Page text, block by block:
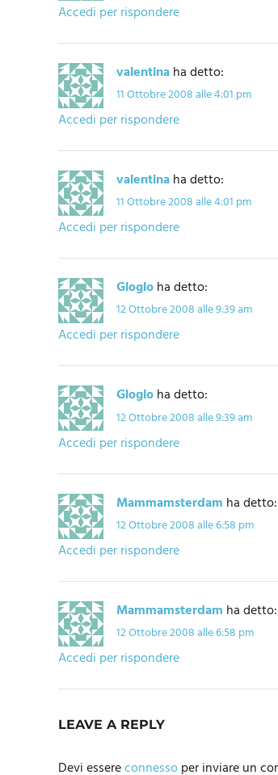
Accedi per rispondere
valentinaha detto:
11 Ottobre 2008 alle 4:01 pm
Accedi per rispondere
valentinaha detto:
11 Ottobre 2008 alle 4:01 pm
Accedi per rispondere
Glogloha detto:
12 Ottobre 2008 alle 9:39 am
Accedi per rispondere
Glogloha detto:
12 Ottobre 2008 alle 9:39 am
Accedi per rispondere
Mammamsterdam ha detto:
12 Ottobre 2008 alle 6:58 pm
Accedi per rispondere
Mammamsterdam ha detto:
12 Ottobre 2008 alle 6:58 pm
Accedi per rispondere
LEAVE A REPLY
Devi essereconnessoper inviare un